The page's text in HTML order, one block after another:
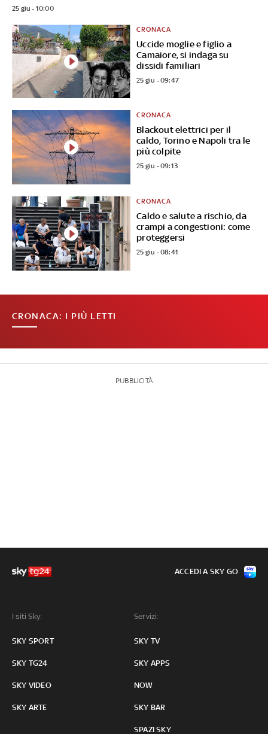
25 giu - 10:00
Uccide moglie e figlio a
Camaiore, si indaga su
dissidi familiari
CRONACA
25 giu - 09:47
Blackout elettrici per il
caldo, Torino e Napoli tra le
più colpite
CRONACA
25 giu - 09:13
Caldo e salute a rischio, da
crampi a congestioni: come
proteggersi
CRONACA
25 giu - 08:41
CRONACA: I PIÙ LETTI
PUBBLICITÀ
I siti Sky:
SKY SPORT
SKY TG24
SKY VIDEO
SKY ARTE
Servizi:
SKY TV
SKY APPS
NOW
SKY BAR
SPAZI SKY
ACCEDI A SKY GO